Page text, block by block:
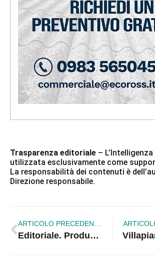
Trasparenza editoriale –
utilizzata esclusivamente come
La responsabilità dei contenuti è
Direzione responsabile.
Editoriale. Produttori di notizie, attenzione: La punizione per l’esercizio abusivo della professione giornalistica è certa